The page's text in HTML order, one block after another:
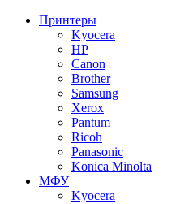
Принтеры
Kyocera
HP
Canon
Brother
Samsung
Xerox
Pantum
Ricoh
Panasonic
Konica Minolta
МФУ
Kyocera